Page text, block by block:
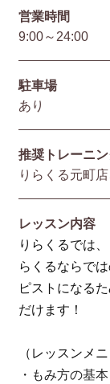
営業時間
9:00～24:00
駐⾞場
あり
推奨トレーニ
りらくる元町
レッスン内容
りらくるでは
らくるならで
ピストになる
だけます！
（レッスンメ
・もみ方の基本